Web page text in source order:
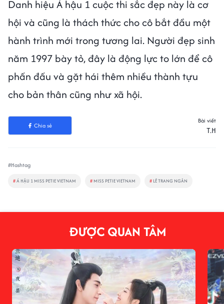
Danh hiệu Á hậu 1 cuộc thi sắc đẹp này là cơ
hội và cũng là thách thức cho cô bắt đầu một
hành trình mới trong tương lai. Người đẹp sinh
năm 1997 bày tỏ, đây là động lực to lớn để cô
phấn đấu và gặt hái thêm nhiều thành tựu
cho bản thân cũng như xã hội.
Chia sẻ
Bài viết
T.H
#Hashtag
#Á HẬU 1 MISS PETIE VIETNAM # MISS PETIE VIETNAM # LÊ TRANG NGÂN
ĐƯỢC QUAN TÂM